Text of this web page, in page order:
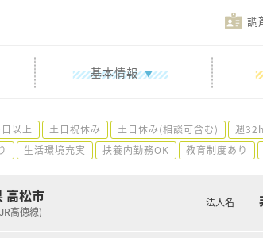
調
基本情報
以上 土日祝休み 土日休み(相談可含む) 週
生活環境充実 扶養内勤務OK 教育制度あり
高松市
高徳線)
法人名